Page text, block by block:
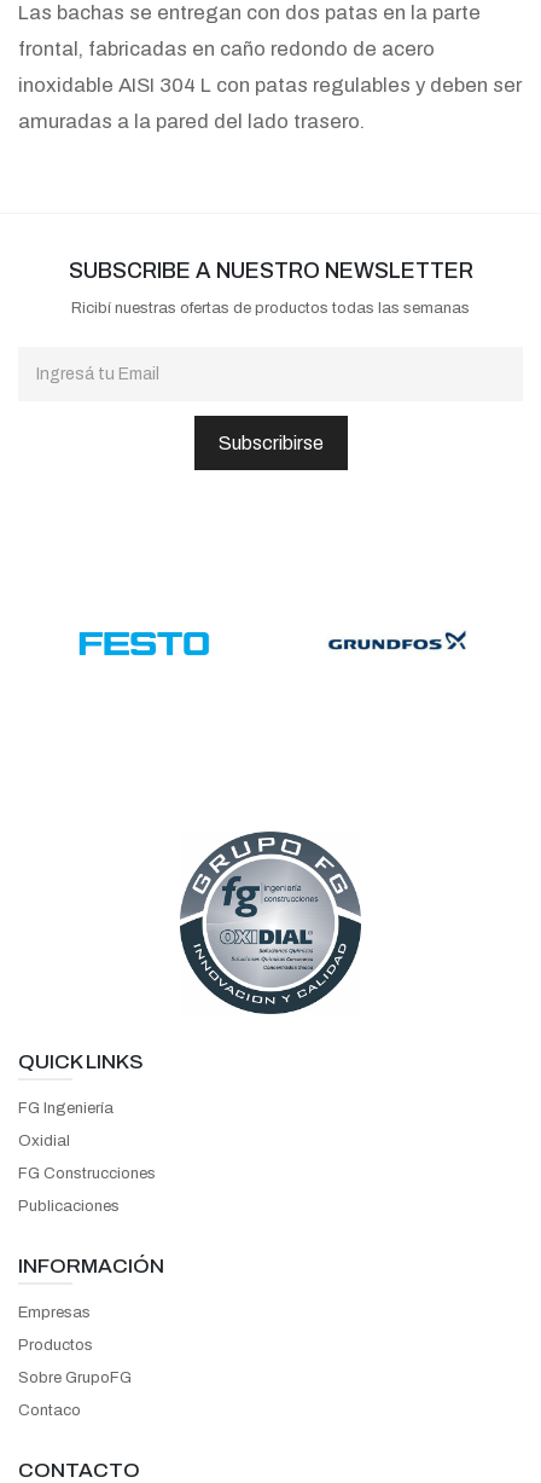
Las bachas se entregan con dos patas en la parte
frontal, fabricadas en caño redondo de acero
inoxidable AISI 304 L con patas regulables y deben ser
amuradas a la pared del lado trasero.
SUBSCRIBE A NUESTRO NEWSLETTER
Ricibí nuestras ofertas de productos todas las semanas
Subscribirse
QUICK LINKS
FG Ingeniería
Oxidial
FG Construcciones
Publicaciones
INFORMACIÓN
Empresas
Productos
Sobre GrupoFG
Contaco
CONTACTO